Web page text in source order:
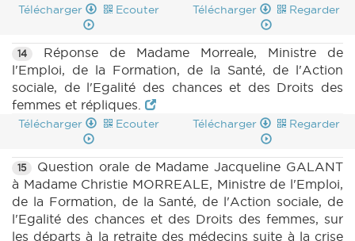
Télécharger Ecouter Télécharger Regarder
14
Réponse de Madame Morreale, Ministre de
l'Emploi, de la Formation, de la Santé, de l'Action
sociale, de l'Egalité des chances et des Droits des
femmes et répliques.
Télécharger Ecouter Télécharger Regarder
15
Question orale de Madame Jacqueline GALANT
à Madame Christie MORREALE, Ministre de l'Emploi,
de la Formation, de la Santé, de l'Action sociale, de
l'Egalité des chances et des Droits des femmes, sur
les départs à la retraite des médecins suite à la crise